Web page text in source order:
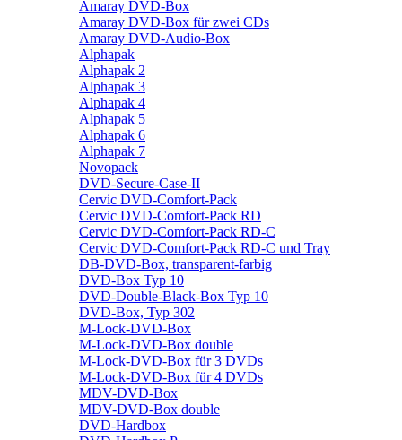
Amaray DVD-Box
Amaray DVD-Box für zwei CDs
Amaray DVD-Audio-Box
Alphapak
Alphapak 2
Alphapak 3
Alphapak 4
Alphapak 5
Alphapak 6
Alphapak 7
Novopack
DVD-Secure-Case-II
Cervic DVD-Comfort-Pack
Cervic DVD-Comfort-Pack RD
Cervic DVD-Comfort-Pack RD-C
Cervic DVD-Comfort-Pack RD-C und Tray
DB-DVD-Box, transparent-farbig
DVD-Box Typ 10
DVD-Double-Black-Box Typ 10
DVD-Box, Typ 302
M-Lock-DVD-Box
M-Lock-DVD-Box double
M-Lock-DVD-Box für 3 DVDs
M-Lock-DVD-Box für 4 DVDs
MDV-DVD-Box
MDV-DVD-Box double
DVD-Hardbox